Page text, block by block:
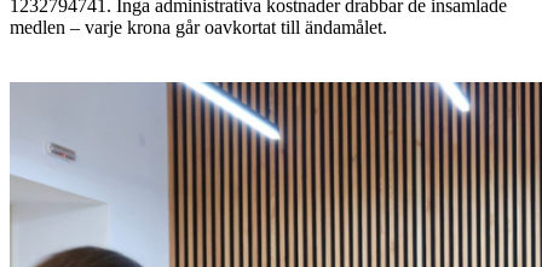
1232794741. Inga administrativa kostnader drabbar de insamlade
medlen – varje krona går oavkortat till ändamålet.